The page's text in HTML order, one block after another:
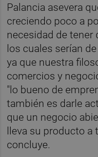
Palancia asevera
creciendo poco a
necesidad de tener
los cuales serían
ya que nuestra
comercios y
"lo bueno de
también es darle
que un negocio
lleva su producto a
concluye.